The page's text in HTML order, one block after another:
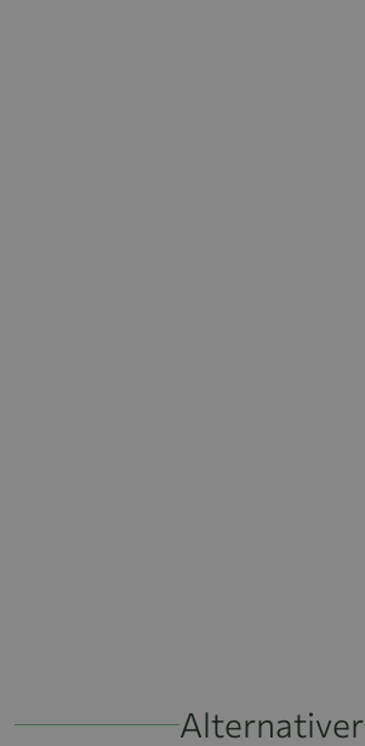
Alternativer